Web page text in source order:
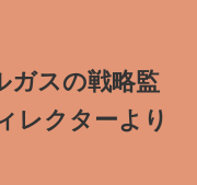
ガスの戦略監
レクターより